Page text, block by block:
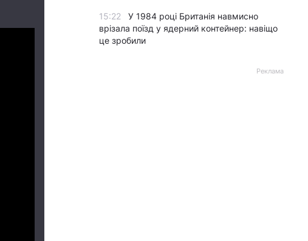
15:22
У 1984 році Британія навмисно
врізала поїзд у ядерний контейнер: навіщо
це зробили
Реклама